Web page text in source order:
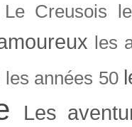
Le Creusois
les
les années 50
Les